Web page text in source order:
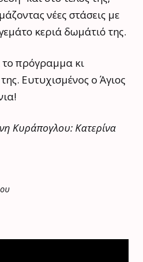
νέες στάσεις με
κεριά δωμάτιό της.
το πρόγραμμα κι
Ευτυχισμένος ο Άγιος
Κυράπογλου: Κατερίνα